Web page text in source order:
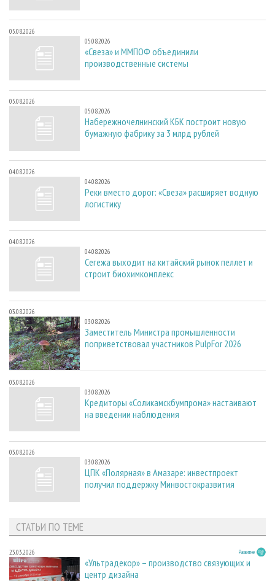
05.08.2026
05.08.2026
«Свеза» и ММПОФ объединили
производственные системы
05.08.2026
05.08.2026
Набережночелнинский КБК построит новую
бумажную фабрику за 3 млрд рублей
04.08.2026
04.08.2026
Реки вместо дорог: «Свеза» расширяет водную
логистику
04.08.2026
04.08.2026
Сегежа выходит на китайский рынок пеллет и
строит биохимкомплекс
03.08.2026
03.08.2026
Заместитель Министра промышленности
поприветствовал участников PulpFor 2026
03.08.2026
03.08.2026
Кредиторы «Соликамскбумпрома» настаивают
на введении наблюдения
03.08.2026
03.08.2026
ЦПК «Полярная» в Амазаре: инвестпроект
получил поддержку Минвостокразвития
СТАТЬИ ПО ТЕМЕ
23.03.2026 Развитие
«Ультрадекор» – производство связующих и
центр дизайна